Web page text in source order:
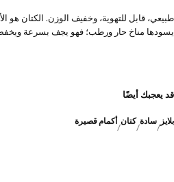
طبيعي، قابل للتهوية، وخفيف الوزن. الكتان هو
يسودها مناخ حار ورطب؛ فهو يجف بسرعة
قد يعجبك أيضًا
بلايز سادة كتان أكمام قصيرة